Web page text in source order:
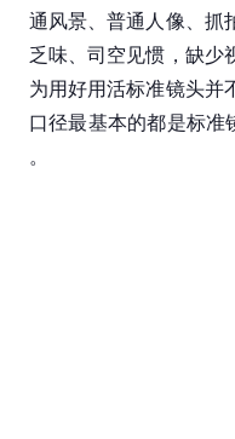
通风景、普通人像、抓
乏味、司空见惯，缺少
为用好用活标准镜头并
口径最基本的都是标
。